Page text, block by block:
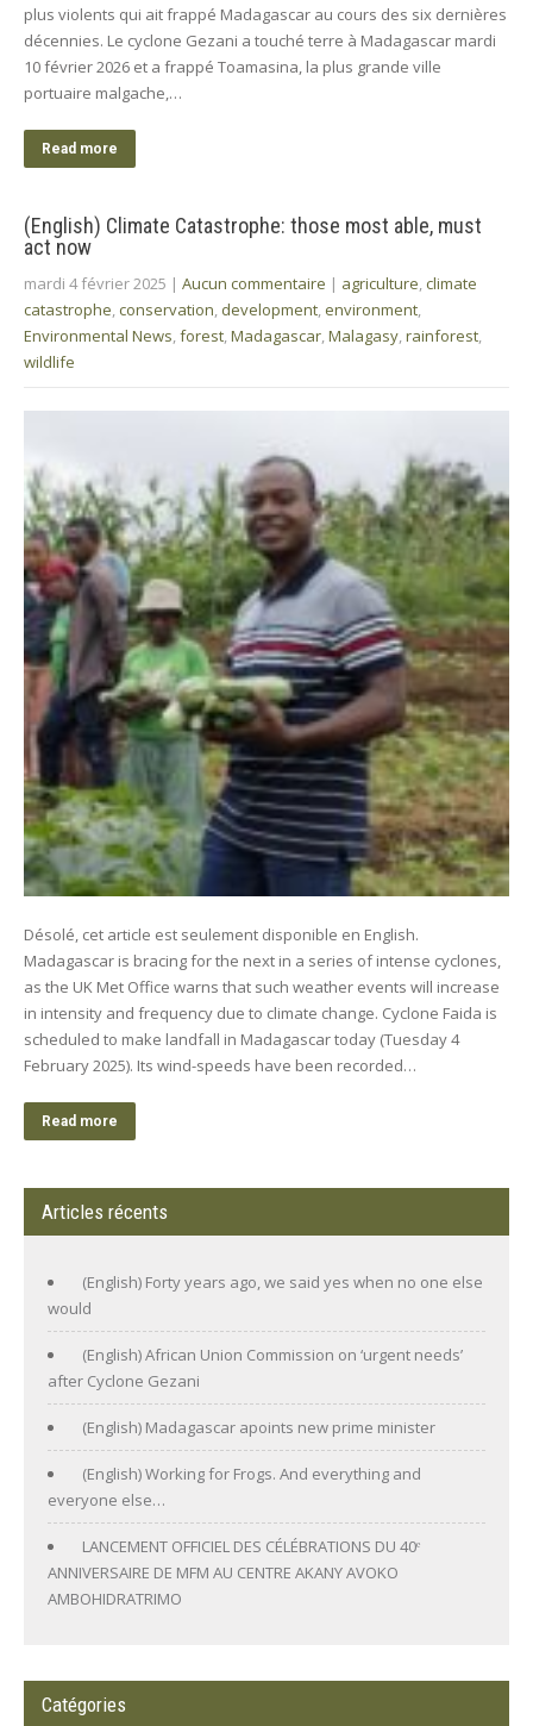
plus violents qui ait frappé Madagascar au cours des six dernières
décennies. Le cyclone Gezani a touché terre à Madagascar mardi
10 février 2026 et a frappé Toamasina, la plus grande ville
portuaire malgache,…
Read more
(English) Climate Catastrophe: those most able, must
act now
mardi 4 février 2025 | Aucun commentaire | agriculture climate
catastrophe conservation development environment
Environmental News forest Madagascar Malagasy rainforest
wildlife
Désolé, cet article est seulement disponible en English.
Madagascar is bracing for the next in a series of intense cyclones,
as the UK Met Office warns that such weather events will increase
in intensity and frequency due to climate change. Cyclone Faida is
scheduled to make landfall in Madagascar today (Tuesday 4
February 2025). Its wind-speeds have been recorded…
Read more
Articles récents
(English) Forty years ago, we said yes when no one else
would
(English) African Union Commission on ‘urgent needs’
after Cyclone Gezani
(English) Madagascar apoints new prime minister
(English) Working for Frogs. And everything and
everyone else…
LANCEMENT OFFICIEL DES CÉLÉBRATIONS DU 40ᵉ
ANNIVERSAIRE DE MFM AU CENTRE AKANY AVOKO
AMBOHIDRATRIMO
Catégories